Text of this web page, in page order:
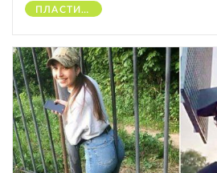
ПЛАСТИЧЕСКИЕ ОПЕРАЦИИ